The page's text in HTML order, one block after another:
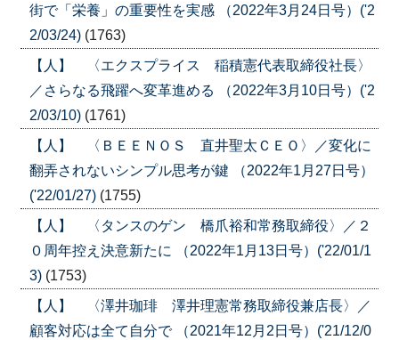
街で「栄養」の重要性を実感 （2022年3月24日号）('2
2/03/24) (1763)
【人】 〈エクスプライス 稲積憲代表取締役社長〉
／さらなる飛躍へ変革進める （2022年3月10日号）('2
2/03/10) (1761)
【人】 〈ＢＥＥＮＯＳ 直井聖太ＣＥＯ〉／変化に
翻弄されないシンプル思考が鍵 （2022年1月27日号）
('22/01/27) (1755)
【人】 〈タンスのゲン 橋爪裕和常務取締役〉／２
０周年控え決意新たに （2022年1月13日号）('22/01/1
3) (1753)
【人】 〈澤井珈琲 澤井理憲常務取締役兼店長〉／
顧客対応は全て自分で （2021年12月2日号）('21/12/0